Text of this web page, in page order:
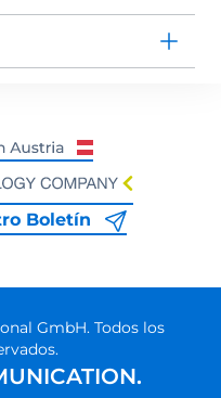
Boletín
GmbH. Todos los